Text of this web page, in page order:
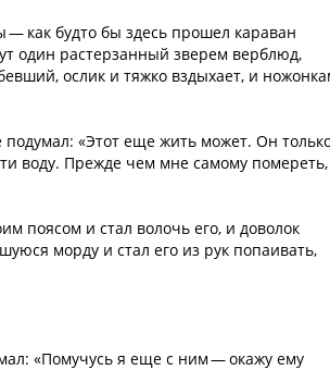
как будто бы здесь прошел караван
один растерзанный зверем верблюд,
ослик и тяжко вздыхает, и
подумал: «Этот еще жить может. Он
воду. Прежде чем мне самому помереть,
поясом и стал волочь его, и доволок
морду и стал его из рук попаивать,
«Помучусь я еще с ним — окажу ему